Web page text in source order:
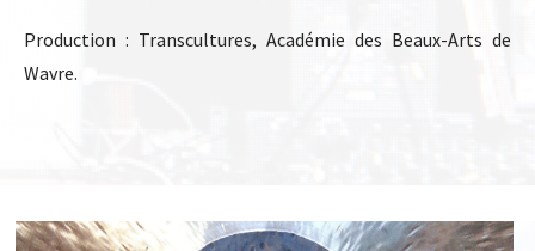
Production : Transcultures, Académie des Beaux-Arts de
Wavre.